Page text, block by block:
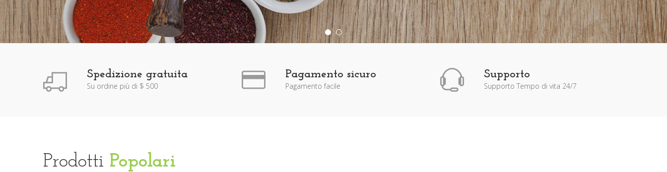
Spedizione gratuita
Su ordine più di $ 500
Pagamento sicuro
Pagamento facile
Supporto
Supporto Tempo di vita 24/7
Prodotti Popolari